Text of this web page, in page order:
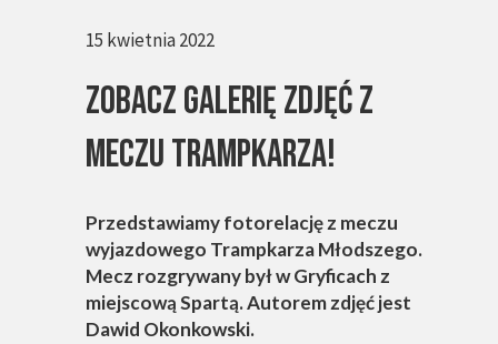
Przedstawiamy fotorelację z meczu
wyjazdowego Trampkarza Młodszego.
Mecz rozgrywany był w Gryficach z
miejscową Spartą. Autorem zdjęć jest
Dawid Okonkowski.
Zobacz galerię zdjęć z
meczu Trampkarza!
15 kwietnia 2022